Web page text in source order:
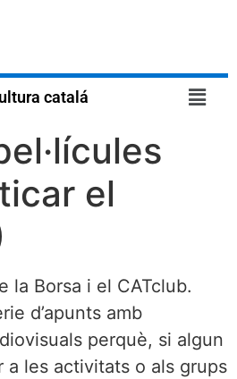
catalá
el
la Borsa i el CATclub.
d’apunts amb
perquè, si algun
a les activitats o als grups